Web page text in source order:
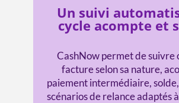
Un suivi
cycle acompte et
CashNow permet de suivre
facture selon sa nature,
paiement intermédiaire,
scénarios de relance adaptés